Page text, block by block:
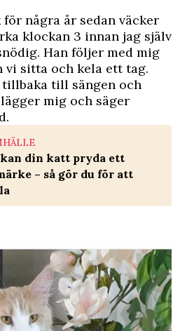
för några år sedan väcker
klockan 3 innan jag själv
Han följer med mig
vi sitta och kela ett tag.
till sängen och
mig och säger
din katt pryda ett
– så gör du för att